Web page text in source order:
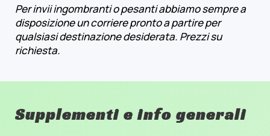
Per invii ingombranti o pesanti abbiamo sempre a
disposizione un corriere pronto a partire per
qualsiasi destinazione desiderata. Prezzi su
richiesta.
Supplementi e info generali